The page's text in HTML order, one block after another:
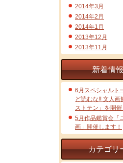
2014年3月
2014年2月
2014年1月
2013年12月
2013年11月
新着情報
6月スペシャルト
ど読むな!! 文人画
ストテン」を開催
5月作品鑑賞会「
画」開催します！
カテゴリ